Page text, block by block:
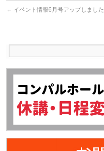
← イベント情報6月号アップしました